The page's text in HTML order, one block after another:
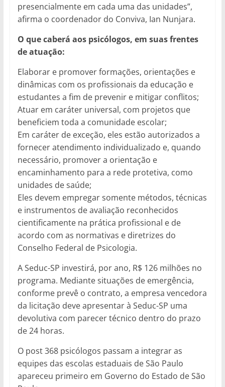
presencialmente em cada uma das unidades”,
afirma o coordenador do Conviva, Ian Nunjara.
O que caberá aos psicólogos, em suas frentes
de atuação:
Elaborar e promover formações, orientações e
dinâmicas com os profissionais da educação e
estudantes a fim de prevenir e mitigar conflitos;
Atuar em caráter universal, com projetos que
beneficiem toda a comunidade escolar;
Em caráter de exceção, eles estão autorizados a
fornecer atendimento individualizado e, quando
necessário, promover a orientação e
encaminhamento para a rede protetiva, como
unidades de saúde;
Eles devem empregar somente métodos, técnicas
e instrumentos de avaliação reconhecidos
cientificamente na prática profissional e de
acordo com as normativas e diretrizes do
Conselho Federal de Psicologia.
A Seduc-SP investirá, por ano, R$ 126 milhões no
programa. Mediante situações de emergência,
conforme prevê o contrato, a empresa vencedora
da licitação deve apresentar à Seduc-SP uma
devolutiva com parecer técnico dentro do prazo
de 24 horas.
O post 368 psicólogos passam a integrar as
equipes das escolas estaduais de São Paulo
apareceu primeiro em Governo do Estado de São